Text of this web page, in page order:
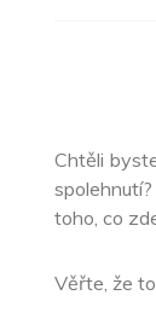
Chtěli
toho, co
Věřte, že